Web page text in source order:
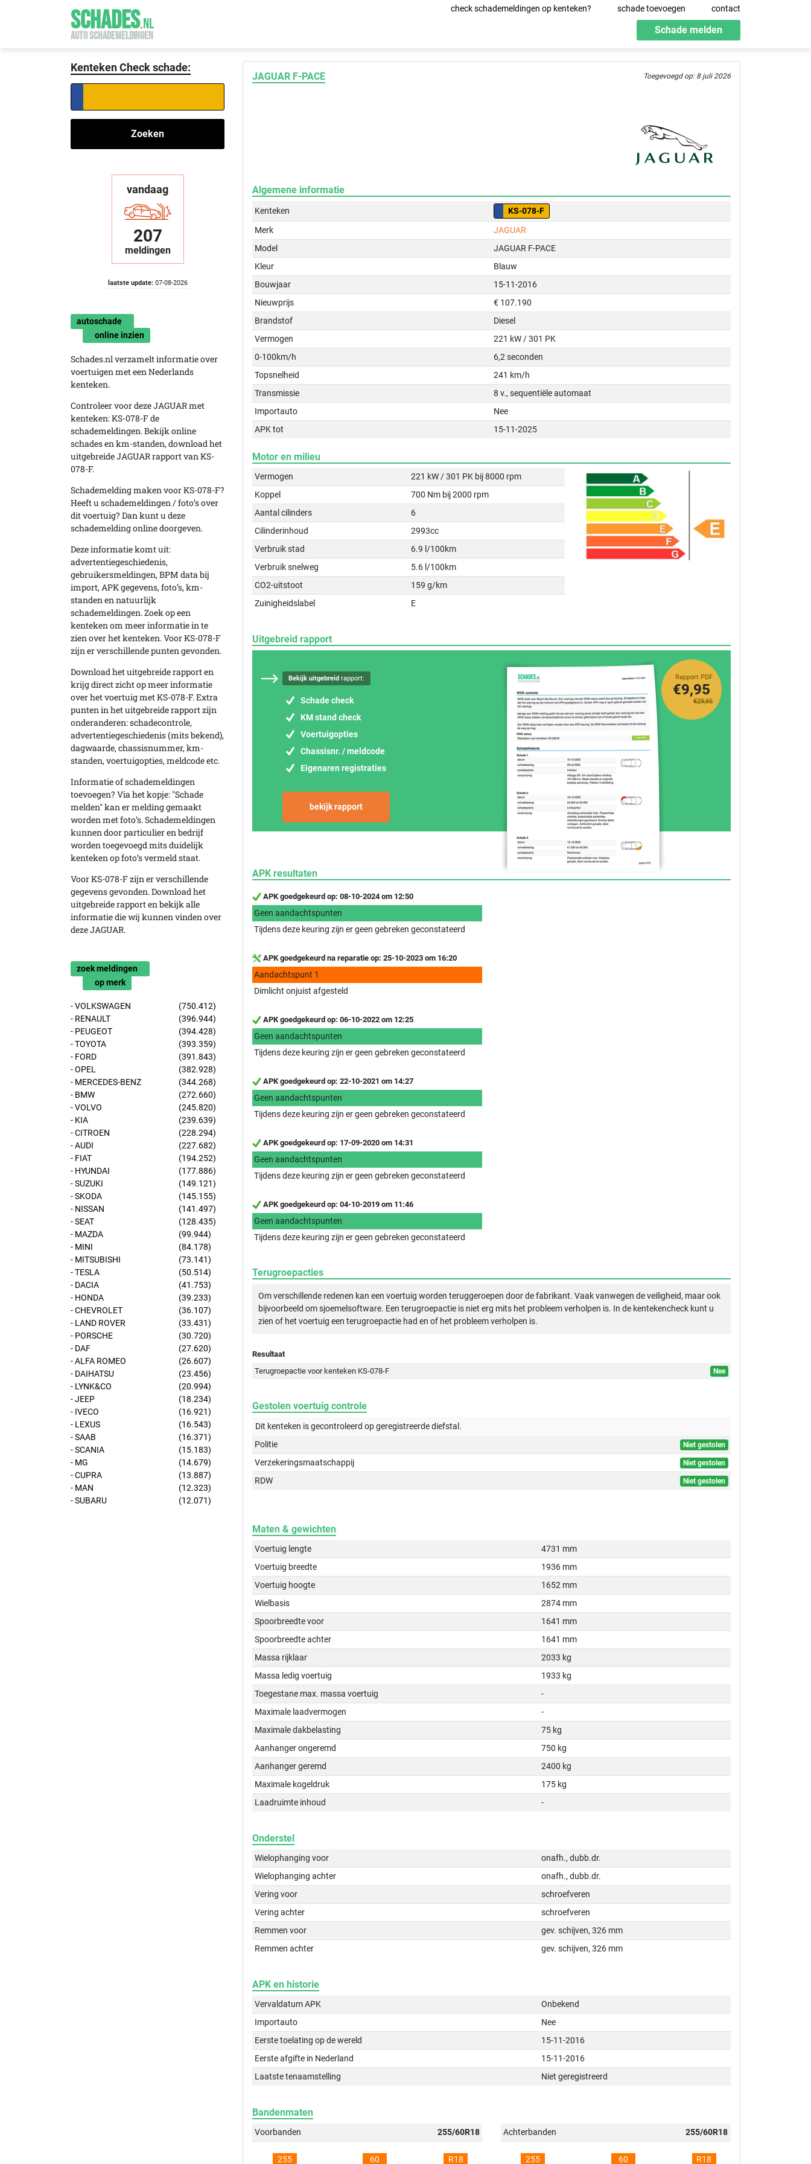
SCHADES.NL
AUTO SCHADEMELDINGEN
check schademeldingen op kenteken? schade toevoegen contact
Schade melden
Kenteken Check schade:
Zoeken
vandaag
207
meldingen
laatste update:07-08-2026
autoschade
online inzien
Schades.nl verzamelt informatie over
voertuigen met een Nederlands
kenteken.
Controleer voor deze JAGUAR met
kenteken: KS-078-F de
schademeldingen. Bekijk online
schades en km-standen, download het
uitgebreide JAGUAR rapport van KS-
078-F.
Schademelding maken voor KS-078-F?
Heeft u schademeldingen / foto’s over
dit voertuig? Dan kunt u deze
schademelding online doorgeven.
Deze informatie komt uit:
advertentiegeschiedenis,
gebruikersmeldingen, BPM data bij
import, APK gegevens, foto’s, km-
standen en natuurlijk
schademeldingen. Zoek op een
kenteken om meer informatie in te
zien over het kenteken. Voor KS-078-F
zijn er verschillende punten gevonden.
Download het uitgebreide rapport en
krijg direct zicht op meer informatie
over het voertuig met KS-078-F. Extra
punten in het uitgebreide rapport zijn
onderanderen: schadecontrole,
advertentiegeschiedenis (mits bekend),
dagwaarde, chassisnummer, km-
standen, voertuigopties, meldcode etc.
Informatie of schademeldingen
toevoegen? Via het kopje: "Schade
melden" kan er melding gemaakt
worden met foto’s. Schademeldingen
kunnen door particulier en bedrijf
worden toegevoegd mits duidelijk
kenteken op foto’s vermeld staat.
Voor KS-078-F zijn er verschillende
gegevens gevonden. Download het
uitgebreide rapport en bekijk alle
informatie die wij kunnen vinden over
deze JAGUAR.
zoek meldingen
op merk
- VOLKSWAGEN
(750.412)
- RENAULT
(396.944)
- PEUGEOT
(394.428)
- TOYOTA
(393.359)
- FORD
(391.843)
- OPEL
(382.928)
- MERCEDES-BENZ
(344.268)
- BMW
(272.660)
- VOLVO
(245.820)
- KIA
(239.639)
- CITROEN
(228.294)
- AUDI
(227.682)
- FIAT
(194.252)
- HYUNDAI
(177.886)
- SUZUKI
(149.121)
- SKODA
(145.155)
- NISSAN
(141.497)
- SEAT
(128.435)
- MAZDA
(99.944)
- MINI
(84.178)
- MITSUBISHI
(73.141)
- TESLA
(50.514)
- DACIA
(41.753)
- HONDA
(39.233)
- CHEVROLET
(36.107)
- LAND ROVER
(33.431)
- PORSCHE
(30.720)
- DAF
(27.620)
- ALFA ROMEO
(26.607)
- DAIHATSU
(23.456)
- LYNK&CO
(20.994)
- JEEP
(18.234)
- IVECO
(16.921)
- LEXUS
(16.543)
- SAAB
(16.371)
- SCANIA
(15.183)
- MG
(14.679)
- CUPRA
(13.887)
- MAN
(12.323)
- SUBARU
(12.071)
JAGUAR F-PACE Toegevoegd op: 8 juli 2026
Algemene informatie
Kenteken
KS-078-F
Merk
JAGUAR
Model
JAGUAR F-PACE
Kleur
Blauw
Bouwjaar
15-11-2016
Nieuwprijs
€ 107.190
Brandstof
Diesel
Vermogen
221 kW / 301 PK
0-100km/h
6,2 seconden
Topsnelheid
241 km/h
Transmissie
8 v., sequentiële automaat
Importauto
Nee
APK tot
15-11-2025
Motor en milieu
Vermogen
221 kW / 301 PK bij 8000 rpm
Koppel
700 Nm bij 2000 rpm
Aantal cilinders
6
Cilinderinhoud
2993cc
Verbruik stad
6.9 l/100km
Verbruik snelweg
5.6 l/100km
CO2-uitstoot
159 g/km
Zuinigheidslabel
E
Uitgebreid rapport
Bekijk uitgebreid rapport:
Schade check
KM stand check
Voertuigopties
Chassisnr. / meldcode
Eigenaren registraties
bekijk rapport
Rapport PDF
€29,95
€9,95
APK resultaten
APK goedgekeurd op: 08-10-2024 om 12:50
Geen aandachtspunten
Tijdens deze keuring zijn er geen gebreken geconstateerd
APK goedgekeurd na reparatie op: 25-10-2023 om 16:20
Aandachtspunt 1
Dimlicht onjuist afgesteld
APK goedgekeurd op: 06-10-2022 om 12:25
Geen aandachtspunten
Tijdens deze keuring zijn er geen gebreken geconstateerd
APK goedgekeurd op: 22-10-2021 om 14:27
Geen aandachtspunten
Tijdens deze keuring zijn er geen gebreken geconstateerd
APK goedgekeurd op: 17-09-2020 om 14:31
Geen aandachtspunten
Tijdens deze keuring zijn er geen gebreken geconstateerd
APK goedgekeurd op: 04-10-2019 om 11:46
Geen aandachtspunten
Tijdens deze keuring zijn er geen gebreken geconstateerd
Terugroepacties
Om verschillende redenen kan een voertuig worden teruggeroepen door de fabrikant. Vaak vanwegen de veiligheid, maar ook
bijvoorbeeld om sjoemelsoftware. Een terugroepactie is niet erg mits het probleem verholpen is. In de kentekencheck kunt u
zien of het voertuig een terugroepactie had en of het probleem verholpen is.
Resultaat
Terugroepactie voor kenteken KS-078-F
Nee
Gestolen voertuig controle
Dit kenteken is gecontroleerd opgeregistreerdediefstal.
Politie
Niet gestolen
Verzekeringsmaatschappij Niet gestolen
RDW Niet gestolen
Maten & gewichten
Voertuig lengte
4731 mm
Voertuig breedte
1936 mm
Voertuig hoogte
1652 mm
Wielbasis
2874 mm
Spoorbreedte voor
1641 mm
Spoorbreedte achter
1641 mm
Massa rijklaar
2033 kg
Massa ledig voertuig
1933 kg
Toegestane max. massa voertuig
-
Maximale laadvermogen
-
Maximale dakbelasting
75 kg
Aanhanger ongeremd
750 kg
Aanhanger geremd
2400 kg
Maximale kogeldruk
175 kg
Laadruimte inhoud
-
Onderstel
Wielophanging voor
onafh., dubb.dr.
Wielophanging achter
onafh., dubb.dr.
Vering voor
schroefveren
Vering achter
schroefveren
Remmen voor
gev. schijven, 326 mm
Remmen achter
gev. schijven, 326 mm
APK en historie
Vervaldatum APK
Onbekend
Importauto
Nee
Eerste toelating op de wereld
15-11-2016
Eerste afgifte in Nederland
15-11-2016
Laatste tenaamstelling
Niet geregistreerd
Bandenmaten
Voorbanden 255/60R18
255 60 R18
Achterbanden 255/60R18
255 60 R18